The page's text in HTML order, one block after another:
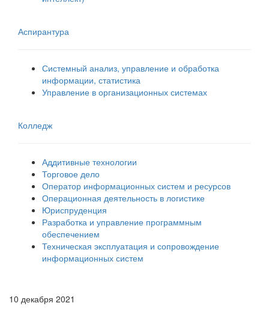
Аспирантура
Системный анализ, управление и обработка
информации, статистика
Управление в организационных системах
Колледж
Аддитивные технологии
Торговое дело
Оператор информационных систем и ресурсов
Операционная деятельность в логистике
Юриспруденция
Разработка и управление программным
обеспечением
Техническая эксплуатация и сопровождение
информационных систем
10 декабря 2021